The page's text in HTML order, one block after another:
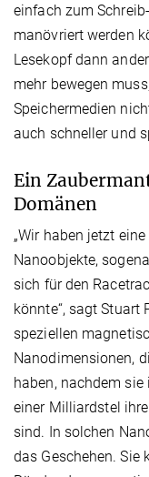
einfach zum
manövriert werden
Lesekopf dann
mehr bewegen
Speichermedien
auch schneller und
Ein
Domänen
„Wir haben jetzt
Nanoobjekte,
sich für den
könnte“, sagt Stuart
speziellen
Nanodimensionen,
haben, nachdem
einer Milliardstel
sind. In solchen
das Geschehen. Sie